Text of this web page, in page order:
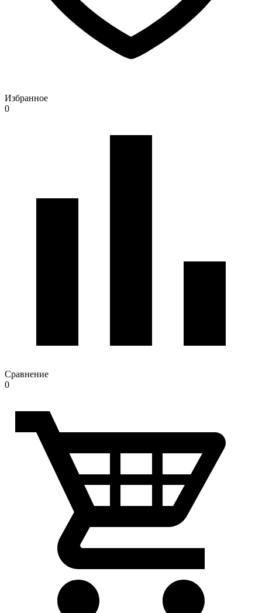
Избранное
0
Сравнение
0